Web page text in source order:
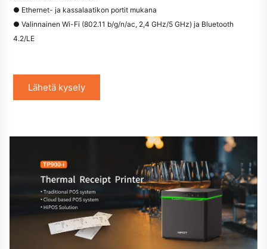
● Ethernet- ja kassalaatikon portit mukana
● Valinnainen Wi-Fi (802.11 b/g/n/ac, 2,4 GHz/5 GHz) ja Bluetooth
4.2/LE
Lähetä kysely